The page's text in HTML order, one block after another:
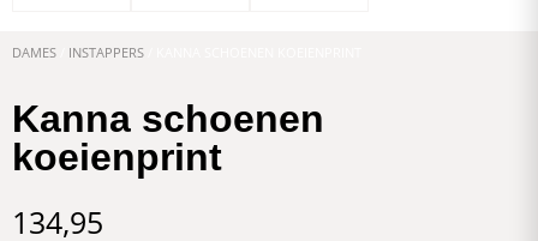
DAMES INSTAPPERS
Kanna schoenen
koeienprint
134,95